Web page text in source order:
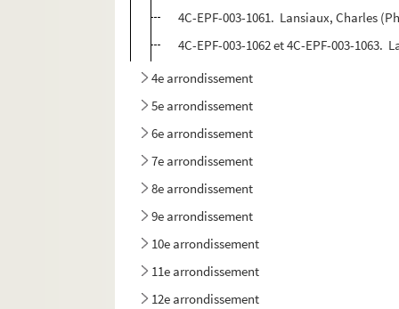
4C-EPF-003-1061. Lansiaux, Charles
4C-EPF-003-1062 et 4C-EPF-003-
4e arrondissement
5e arrondissement
6e arrondissement
7e arrondissement
8e arrondissement
9e arrondissement
10e arrondissement
11e arrondissement
12e arrondissement